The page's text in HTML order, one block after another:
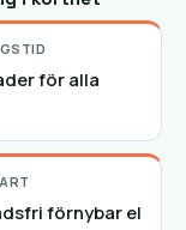
för alla
förnybar el